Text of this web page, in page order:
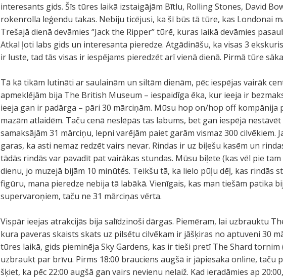
interesants gids. Šīs tūres laikā izstaigājām Bītlu, Rolling Stones, David
rokenrolla leģendu takas. Nebiju ticējusi, ka šī būs tā tūre, kas Londonai
Trešajā dienā devāmies ‘’Jack the Ripper’’ tūrē, kuras laikā devāmies
Atkal ļoti labs gids un interesanta pieredze. Atgādināšu, ka visas 3
ir luste, tad tās visas ir iespējams pieredzēt arī vienā dienā. Pirmā tūre
Tā kā tikām lutināti ar saulainām un siltām dienām, pēc iespējas vairāk
apmeklējām bija The British Museum – iespaidīga ēka, kur ieeja ir
ieeja gan ir padārga – pāri 30 mārciņām. Mūsu hop on/hop off kompānija
mazām atlaidēm. Taču cenā neslēpās tas labums, bet gan iespējā
samaksājām 31 mārciņu, lepni varējām paiet garām vismaz 300 cilvēkiem.
garas, ka asti nemaz redzēt vairs nevar. Rindas ir uz biļešu kasēm un
tādās rindās var pavadīt pat vairākas stundas. Mūsu biļete (kas vēl pie
dienu, jo muzejā bijām 10 minūtēs. Teikšu tā, ka lielo pūļu dēļ, kas rindās
figūru, mana pieredze nebija tā labākā. Vienīgais, kas man tiešām patika
supervaroņiem, taču ne 31 mārciņas vērta.
Vispār ieejas atrakcijās bija salīdzinoši dārgas. Piemēram, lai uzbrauktu
kura paveras skaists skats uz pilsētu cilvēkam ir jāšķiras no aptuveni 30
tūres laikā, gids pieminēja Sky Gardens, kas ir tieši pretī The Shard
uzbraukt par brīvu. Pirms 18:00 brauciens augšā ir jāpiesaka online, taču
šķiet, ka pēc 22:00 augšā gan vairs nevienu nelaiž. Kad ieradāmies ap